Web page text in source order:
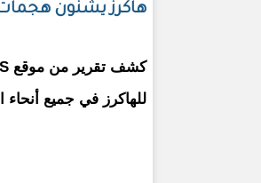
هاكرز يشنون هجمات
للهاكرز في جميع أنحاء